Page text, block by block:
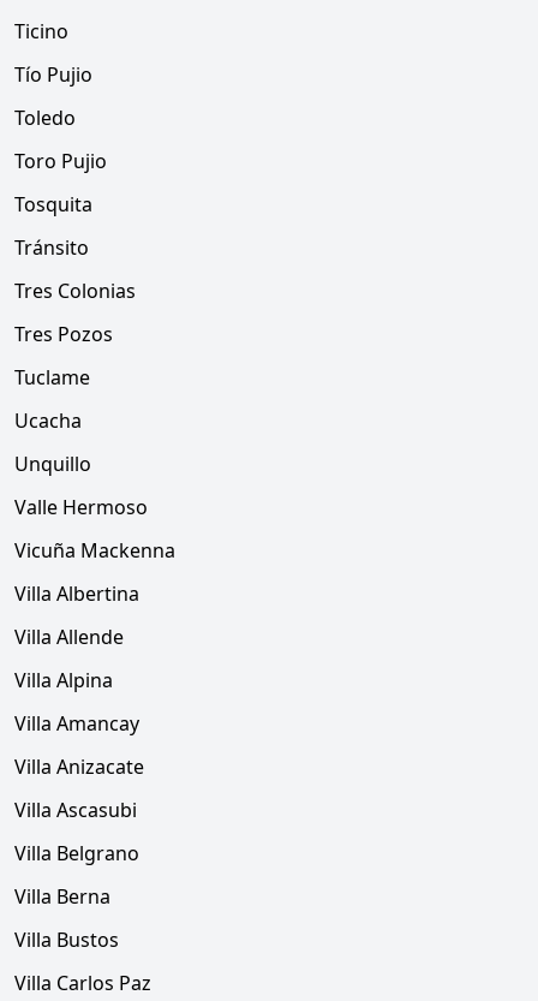
Ticino
Tío Pujio
Toledo
Toro Pujio
Tosquita
Tránsito
Tres Colonias
Tres Pozos
Tuclame
Ucacha
Unquillo
Valle Hermoso
Vicuña Mackenna
Villa Albertina
Villa Allende
Villa Alpina
Villa Amancay
Villa Anizacate
Villa Ascasubi
Villa Belgrano
Villa Berna
Villa Bustos
Villa Carlos Paz